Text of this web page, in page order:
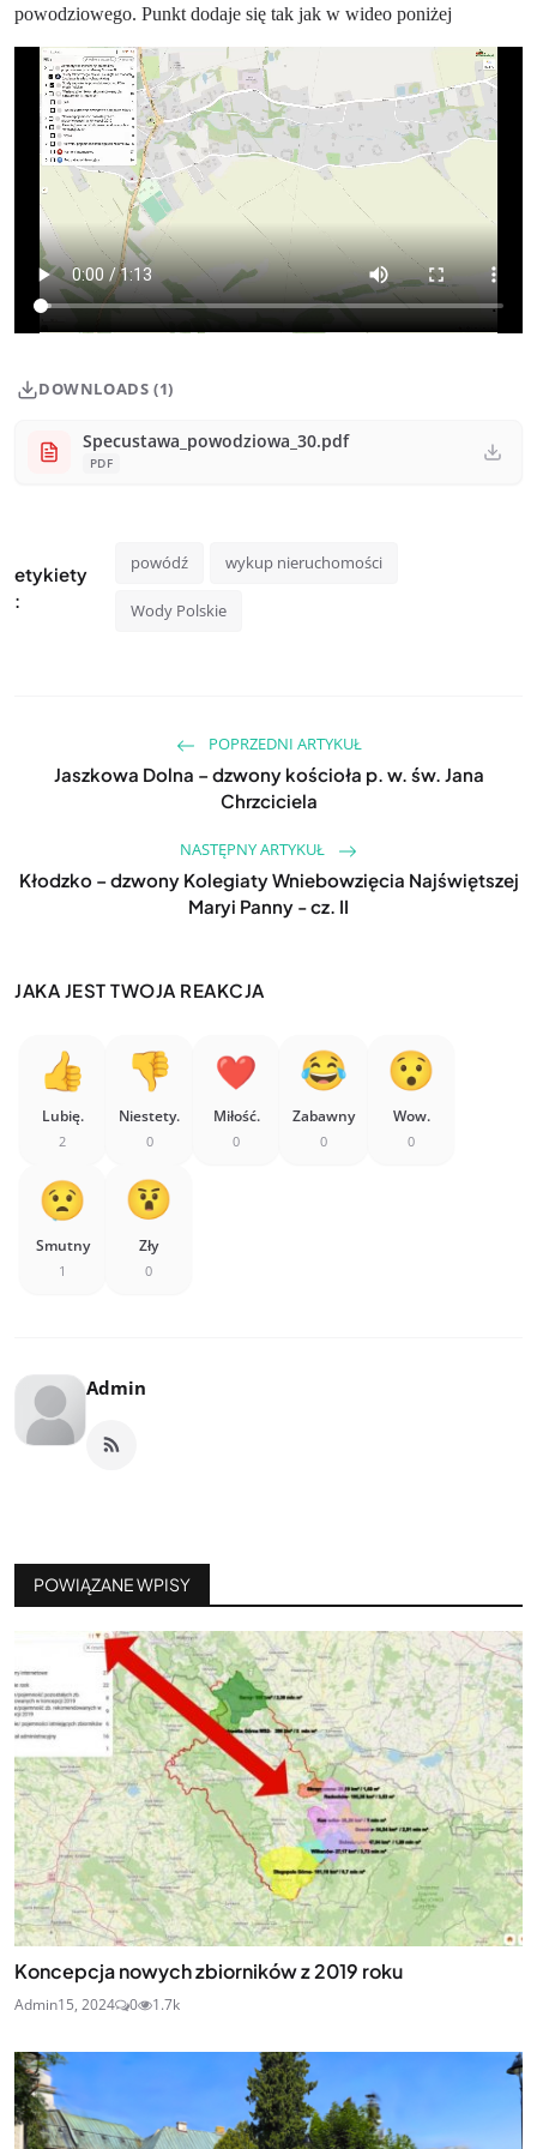
powodziowego. Punkt dodaje się tak jak w wideo poniżej
DOWNLOADS (1)
Specustawa_powodziowa_30.pdf
PDF
etykiety
:
powódź wykup nieruchomości
Wody Polskie
POPRZEDNI ARTYKUŁ
Jaszkowa Dolna – dzwony kościoła p. w. św. Jana
Chrzciciela
NASTĘPNY ARTYKUŁ
Kłodzko – dzwony Kolegiaty Wniebowzięcia Najświętszej
Maryi Panny - cz. II
JAKA JEST TWOJA REAKCJA
Lubię.
2
Niestety.
0
Miłość.
0
Zabawny
0
Wow.
0
Smutny
1
Zły
0
Admin
POWIĄZANE WPISY
Koncepcja nowych zbiorników z 2019 roku
Admin15, 2024 0 1.7k